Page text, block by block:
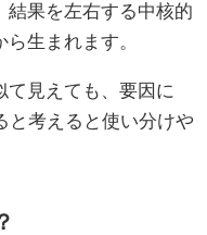
結果を左右する中核的
生まれます。
て見えても、要因に
と考えると使い分けや